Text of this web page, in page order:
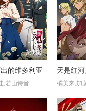
第1集
的维多利亚
,若山诗音
天是红